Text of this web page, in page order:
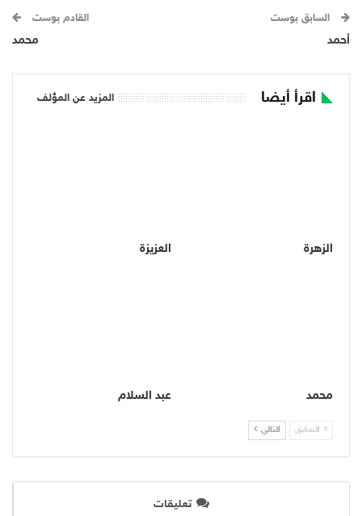
السابق بوست
أحمد
القادم بوست
محمد
اقرأ أيضا المزيد عن المؤلف
الزهرة العزيزة
محمد عبد السلام
السابق التالي
تعليقات